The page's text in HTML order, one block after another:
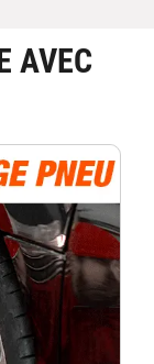
AVEC